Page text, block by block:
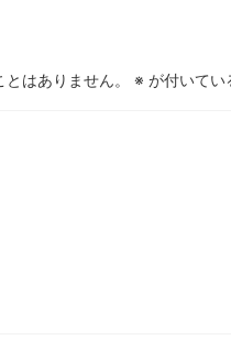
はありません。 ※ が付いてい